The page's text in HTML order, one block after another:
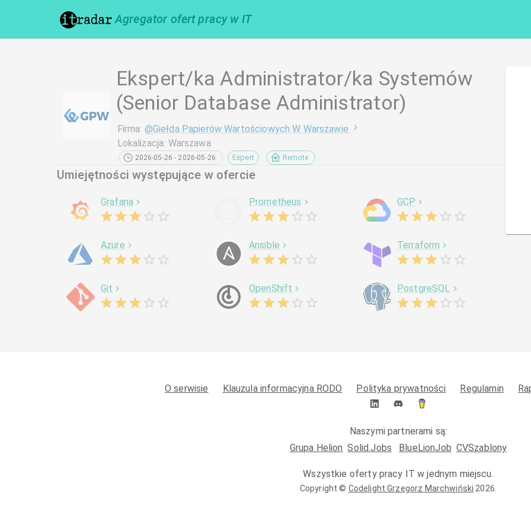
Agregator ofert pracy w IT
Ekspert/ka Administrator/ka Systemów
(Senior Database Administrator)
Firma: @Giełda Papierów Wartościowych W Warszawie
Lokalizacja: Warszawa
2026-05-26 - 2026-05-26 Expert Remote
Umiejętności występujące w ofercie
Grafana Prometheus GCP
Azure Ansible Terraform
Git OpenShift PostgreSQL
O serwisie Klauzula informacyjna RODO Polityka prywatności Regulamin
Naszymi partnerami są:
Grupa Helion Solid.Jobs BlueLionJob CVSzablony
Wszystkie oferty pracy IT w jednym miejscu.
Copyright © Codelight Grzegorz Marchwiński 2026